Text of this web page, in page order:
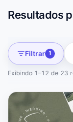
Resultados
Filtrar 1
Exibindo 1–12 de 23